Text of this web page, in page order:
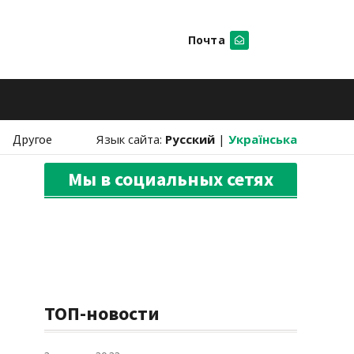
Почта
Другое Язык сайта: Русский | Українська
Мы в социальных сетях
ТОП-новости